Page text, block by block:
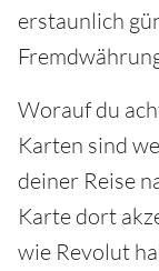
erstaunlich
Worauf du
Karten sind
deiner Reise
Karte dort
wie Revolut